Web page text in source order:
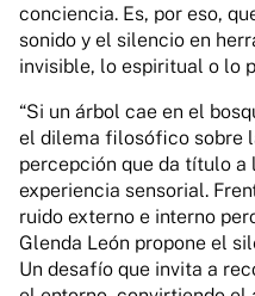
conciencia. Es, por eso,
sonido y el silencio en
invisible, lo espiritual o lo
“Si un árbol cae en el
el dilema filosófico sobre
percepción que da título
experiencia sensorial.
ruido externo e interno
Glenda León propone el
Un desafío que invita a